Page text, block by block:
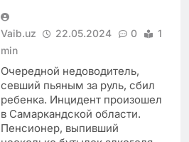
Vaib.uz 22.05.2024 0
1
min
Очередной недоводитель,
севший пьяным за руль, сбил
ребенка. Инцидент произошел
в Самаркандской области.
Пенсионер, выпивший